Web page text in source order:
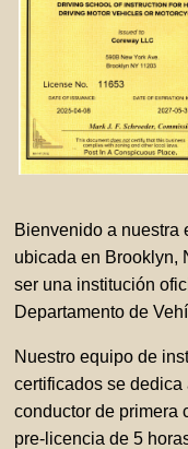
Bienvenido a nuestra
ubicada en Brooklyn,
ser una institución
Departamento de
Nuestro equipo de
certificados se
conductor de primera
pre-licencia de 5